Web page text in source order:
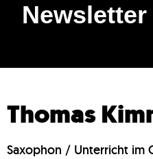
Thomas
Saxophon / Unterricht im